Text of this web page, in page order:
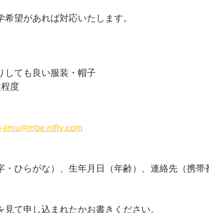
望があれば対応いたします。
しても良い服装・帽子
度
ひらがな）、生年月日（年齢）、連絡先（携帯
て申し込まれたかお書きください。